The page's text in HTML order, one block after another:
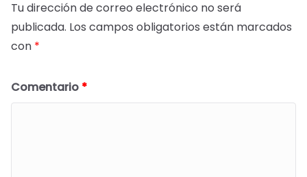
Tu dirección de correo electrónico no será
publicada. Los campos obligatorios están marcados
con *
Comentario *